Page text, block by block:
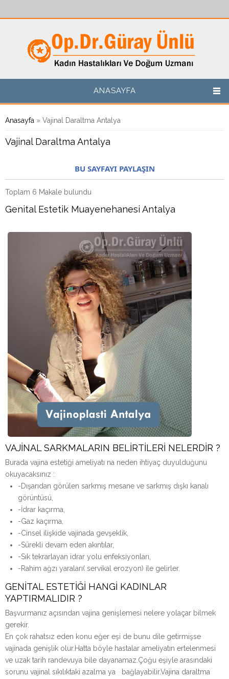
ANASAYFA
Buradasınız
Anasayfa » Vajinal Daraltma Antalya
Vajinal Daraltma Antalya
BU SAYFAYI PAYLAŞIN
Toplam 6 Makale bulundu
Genital Estetik Muayenehanesi Antalya
VAJİNAL SARKMALARIN BELİRTİLERİ NELERDİR ?
Burada vajina estetiği ameliyatı na neden ihtiyaç duyulduğunu
okuyacaksınız :
-Dışarıdan görülen sarkmış mesane ve sarkmış dışkı kanalı
görüntüsü,
-İdrar kaçırma,
-Gaz kaçırma,
-Cinsel ilişkide vajinada gevşeklik,
-Sürekli devam eden akıntılar,
-Sık tekrarlayan idrar yolu enfeksiyonları,
-Rahim ağzı yaraları( servikal erozyon) ile gelirler.
GENİTAL ESTETİĞİ HANGİ KADINLAR
YAPTIRMALIDIR ?
Başvurmanız açısından vajina genişlemesi nelere yolaçar bilmek
gerekir.
En çok rahatsız eden konu eğer eşi de bunu dile getirmişse
vajinada genişlik olur.Hatta böyle hastalar ameliyatın ertelenmesi
ve uzak tarih randevuya bile dayanamaz.Çoğu eşiyle arasındaki
sorunu vajinal sıkılıktaki azalma ya bağlayabilir.Vajina daraltma